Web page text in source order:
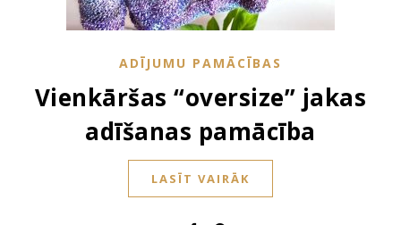
ADĪJUMU PAMĀCĪBAS
Vienkāršas “oversize” jakas
adīšanas pamācība
LASĪT VAIRĀK